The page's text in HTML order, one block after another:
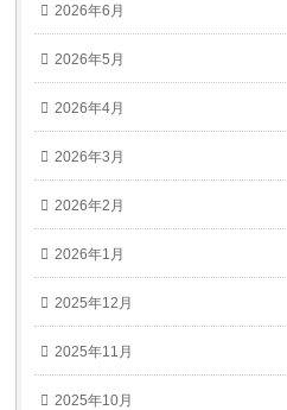
2026年6月
2026年5月
2026年4月
2026年3月
2026年2月
2026年1月
2025年12月
2025年11月
2025年10月